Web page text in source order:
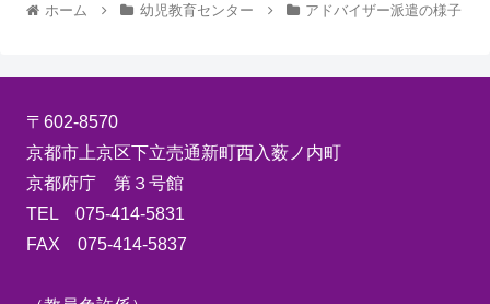
ホーム 幼児教育センター アドバイザー派遣の様子
〒602-8570
京都市上京区下立売通新町西入薮ノ内町
京都府庁 第３号館
TEL 075-414-5831
FAX 075-414-5837